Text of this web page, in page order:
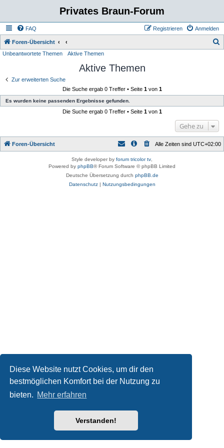
Diese Website nutzt Cookies, um dir den
bestmöglichen Komfort bei der Nutzung zu
bieten. Mehr erfahren
Verstanden!
Privates Braun-Forum
FAQ Anmelden
Registrieren
Foren-Übersicht
Unbeantwortete Themen Aktive Themen
Aktive Themen
Zur erweiterten Suche
Die Suche ergab 0 Treffer • Seite 1von 1
Es wurden keine passenden Ergebnisse gefunden.
Die Suche ergab 0 Treffer • Seite 1von 1
Gehe zu
Foren-Übersicht Alle Zeiten sind UTC+02:00
Style developer by forum tricolor tv
Powered by phpBB® Forum Software © phpBB Limited
Deutsche Übersetzung durch phpBB.de
Datenschutz| Nutzungsbedingungen